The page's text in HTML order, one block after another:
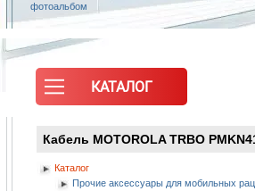
фотоальбом
КАТАЛОГ
Кабель MOTOROLA TRBO
Каталог
Прочие аксессуары для мобильных